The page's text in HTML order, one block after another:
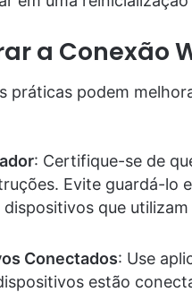
a Conexão
práticas podem
: Certifique-se de
Evite guardá-lo
que
Conectados: Use
estão